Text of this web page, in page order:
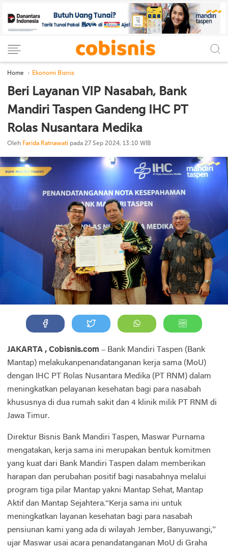
Home Ekonomi Bisnis
Beri Layanan VIP Nasabah, Bank
Mandiri Taspen Gandeng IHC PT
Rolas Nusantara Medika
Oleh Farida Ratnawati pada 27 Sep 2024, 13:10 WIB
JAKARTA , Cobisnis.com – Bank Mandiri Taspen (Bank
Mantap) melakukanpenandatanganan kerja sama (MoU)
dengan IHC PT Rolas Nusantara Medika (PT RNM) dalam
meningkatkan pelayanan kesehatan bagi para nasabah
khususnya di dua rumah sakit dan 4 klinik milik PT RNM di
Jawa Timur.
Direktur Bisnis Bank Mandiri Taspen, Maswar Purnama
mengatakan, kerja sama ini merupakan bentuk komitmen
yang kuat dari Bank Mandiri Taspen dalam memberikan
harapan dan perubahan positif bagi nasabahnya melalui
program tiga pilar Mantap yakni Mantap Sehat, Mantap
Aktif dan Mantap Sejahtera.“Kerja sama ini untuk
meningkatkan layanan kesehatan bagi para nasabah
pensiunan kami yang ada di wilayah Jember, Banyuwangi,”
ujar Maswar usai acara penandatanganan MoU di Graha